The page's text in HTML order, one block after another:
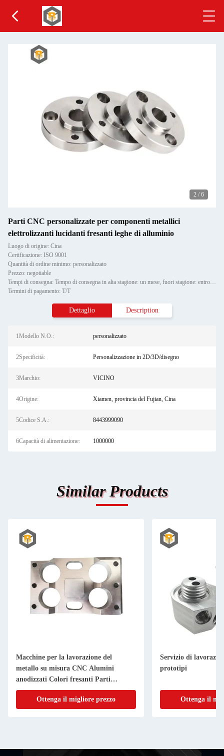
2 / 6
Parti CNC personalizzate per componenti metallici
elettrolizzanti lucidanti fresanti leghe di alluminio
Luogo di origine: Cina
Certificazione: ISO 9001
Quantità di ordine minimo: personalizzato
Prezzo: negotiable
Tempi di consegna: Tempo di consegna in alta stagione: un mese, fuori stagione: entro 15 giorni lavorativi
Termini di pagamento: T/T
Dettaglio Description
1Modello N.O.: personalizzato
2Specificità: Personalizzazione in 2D/3D/disegno
3Marchio: VICINO
4Origine: Xiamen, provincia del Fujian, Cina
5Codice S.A.: 8443999090
6Capacità di alimentazione: 1000000
Similar Products
Macchine per la lavorazione del
metallo su misura CNC Alumini
anodizzati Colori fresanti Parti
lavorate Turning Parts Machining
Ottenga il migliore prezzo
Servizio di
prototipi
Ottenga il